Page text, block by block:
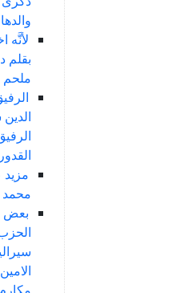
والدها
لأنَّه
بقلم
ملحم
القدور
مزيد
بعض